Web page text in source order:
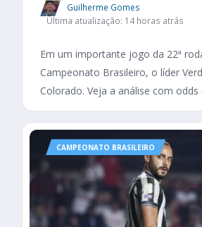
Guilherme Gomes
Última atualização: 14 horas atrás
Em um importante jogo da 22ª
Campeonato Brasileiro, o líder
Colorado. Veja a análise com odds
CAMPEONATO BRASILEIRO